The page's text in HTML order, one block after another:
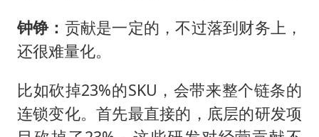
钟铮： 贡献是一定的，不过落到财务上，
还很难量化。
比如砍掉23%的SKU，会带来整个链条的
连锁变化。首先最直接的，底层的研发项